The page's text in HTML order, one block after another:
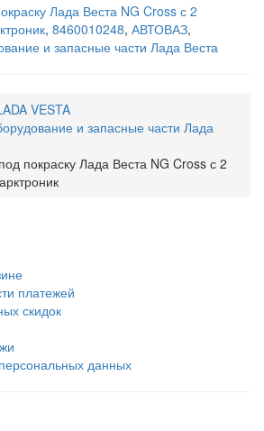
Лада Веста NG Cross с 2
, 8460010248, АВТОВАЗ,
и запасные части Лада Веста
VESTA
и запасные части Лада
покраску Лада Веста NG Cross с 2
платежей
скидок
данных